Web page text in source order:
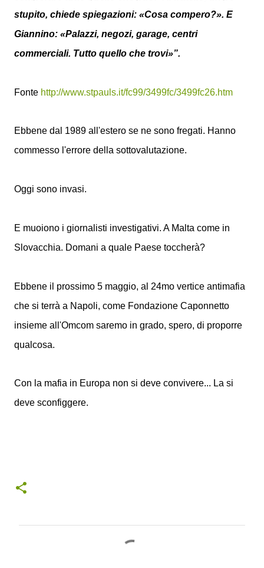
stupito, chiede spiegazioni: «Cosa compero?». E
Giannino: «Palazzi, negozi, garage, centri
commerciali. Tutto quello che trovi»”.
Fonte http://www.stpauls.it/fc99/3499fc/3499fc26.htm
Ebbene dal 1989 all'estero se ne sono fregati. Hanno
commesso l'errore della sottovalutazione.
Oggi sono invasi.
E muoiono i giornalisti investigativi. A Malta come in
Slovacchia. Domani a quale Paese toccherà?
Ebbene il prossimo 5 maggio, al 24mo vertice antimafia
che si terrà a Napoli, come Fondazione Caponnetto
insieme all'Omcom saremo in grado, spero, di proporre
qualcosa.
Con la mafia in Europa non si deve convivere... La si
deve sconfiggere.